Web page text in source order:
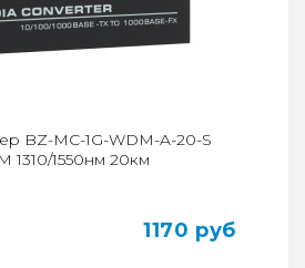
BZ-MC-1G-WDM-A-20-S
1310/1550нм 20км
1170 руб